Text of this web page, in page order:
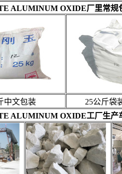
ALUMINUM OXIDE厂里常规
文包装 25公斤袋
ALUMINUM OXIDE工厂生产